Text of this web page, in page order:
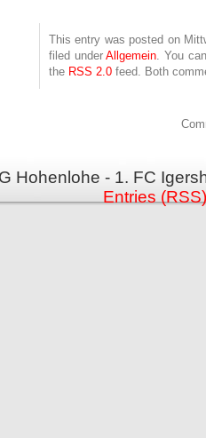
This entry was posted on
filed underAllgemein . You
the RSS 2.0 feed. Both
Hohenlohe - 1. FC
Entries (RSS)